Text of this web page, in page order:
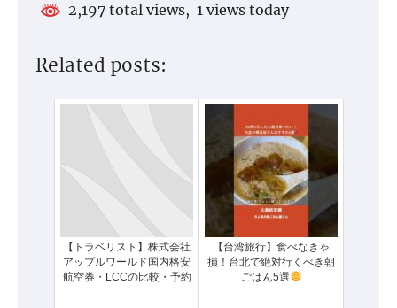
2,197 total views, 1 views today
Related posts:
【トラベリスト】株式会社
アップルワールド国内格安
航空券・LCCの比較・予約
【台湾旅行】食べなきゃ
損！台北で絶対行くべき朝
ごはん5選